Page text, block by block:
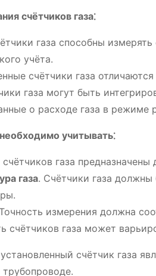
счётчиков газа⁚
газа способны
учёта.
счётчики газа
газа могут быть
о расходе газа в режиме
учитывать⁚
газа
газа. Счётчики газа должны
измерения должна
счётчиков газа может
счётчик газа
трубопроводе.